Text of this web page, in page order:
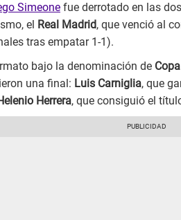
Simeone fue derrotado en las
el Real Madrid, que venció al
tras empatar 1-1).
bajo la denominación de
una final: Luis Carniglia, que
Herrera, que consiguió el